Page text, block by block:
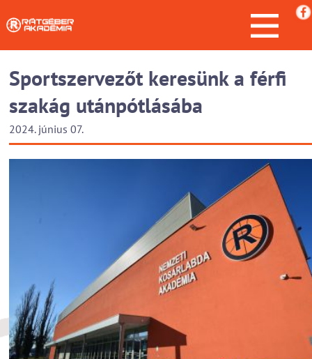
Sportszervezőt keresünk a férfi
szakág utánpótlásába
2024. június 07.